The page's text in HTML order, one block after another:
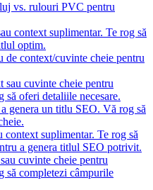
vs. rulouri PVC pentru
context suplimentar. Te rog să
optim.
context/cuvinte cheie pentru
cuvinte cheie pentru
să oferi detaliile necesare.
genera un titlu SEO. Vă rog să
suplimentar. Te rog să
a genera titlul SEO potrivit.
cuvinte cheie pentru
să completezi câmpurile